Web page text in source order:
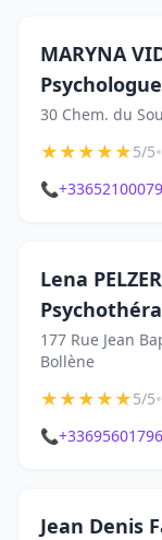
MARYNA
Psychologue
30 Chem. du
★★★★★5/5•
📞+33652100079
Lena
177 Rue Jean
Bollène
★★★★★5/5•
📞+33695601796
Jean Denis